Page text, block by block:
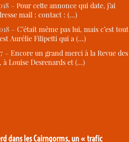
– Pour cette annonce qui date, j’ai
mail : contact : (…)
– C’était même pas lui, mais c’est tout
Aurélie Filipetti qui a (…)
– Encore un grand merci à la Revue des
à Louise Desrenards et (…)
dans les Cairngorms, un « trafic